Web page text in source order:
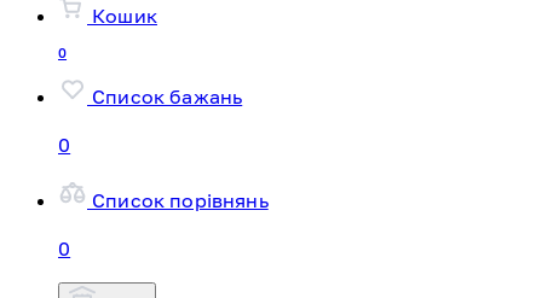
Кошик
0
Список бажань
0
Список порівнянь
0